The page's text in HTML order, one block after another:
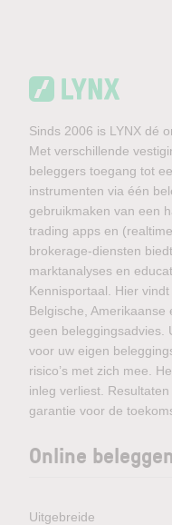
Sinds 2006 is LYNX dé
Met verschillende
beleggers toegang tot
instrumenten via één
gebruikmaken van een
trading apps en
brokerage-diensten
marktanalyses en
Kennisportaal. Hier
Belgische, Amerikaanse
geen beleggingsadvies.
voor uw eigen
risico’s met zich mee.
inleg verliest.
garantie voor de
Online beleggen
Uitgebreide